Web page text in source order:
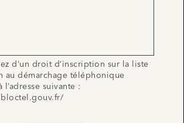
d’un droit d’inscription sur la liste
au démarchage téléphonique
suivante :